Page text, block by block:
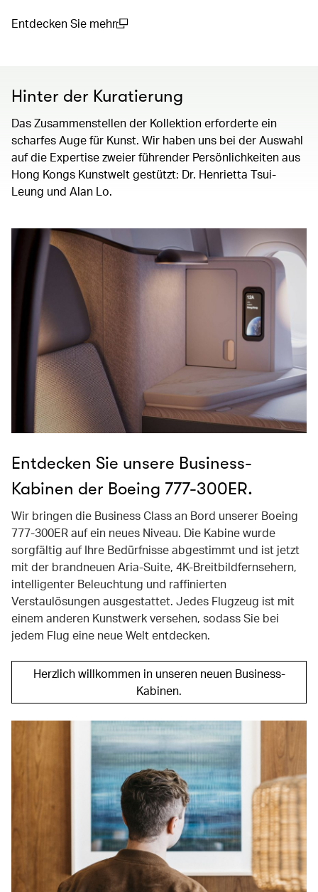
Entdecken Sie mehr
Hinter der Kuratierung
Das Zusammenstellen der Kollektion erforderte ein
scharfes Auge für Kunst. Wir haben uns bei der Auswahl
auf die Expertise zweier führender Persönlichkeiten aus
Hong Kongs Kunstwelt gestützt: Dr. Henrietta Tsui-
Leung und Alan Lo.
Entdecken Sie unsere Business-
Kabinen der Boeing 777-300ER.
Wir bringen die Business Class an Bord unserer Boeing
777-300ER auf ein neues Niveau. Die Kabine wurde
sorgfältig auf Ihre Bedürfnisse abgestimmt und ist jetzt
mit der brandneuen Aria-Suite, 4K-Breitbildfernsehern,
intelligenter Beleuchtung und raffinierten
Verstaulösungen ausgestattet. Jedes Flugzeug ist mit
einem anderen Kunstwerk versehen, sodass Sie bei
jedem Flug eine neue Welt entdecken.
Herzlich willkommen in unseren neuen Business-
Kabinen.